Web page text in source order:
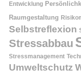
Entwicklung
Raumgestaltung
Selbstreflexion
Stressabbau
Stressmanagement
Umweltschutz